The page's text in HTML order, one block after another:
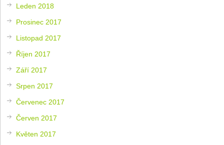
Leden 2018
Prosinec 2017
Listopad 2017
Říjen 2017
Září 2017
Srpen 2017
Červenec 2017
Červen 2017
Květen 2017